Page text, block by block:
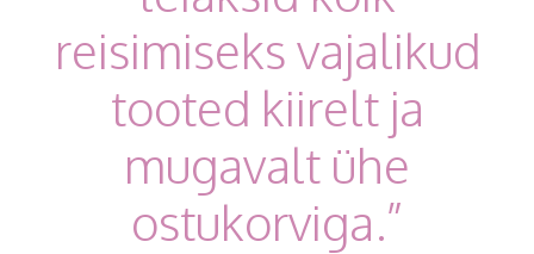
reisimiseks vajalikud
tooted kiirelt ja
mugavalt ühe
ostukorviga.”